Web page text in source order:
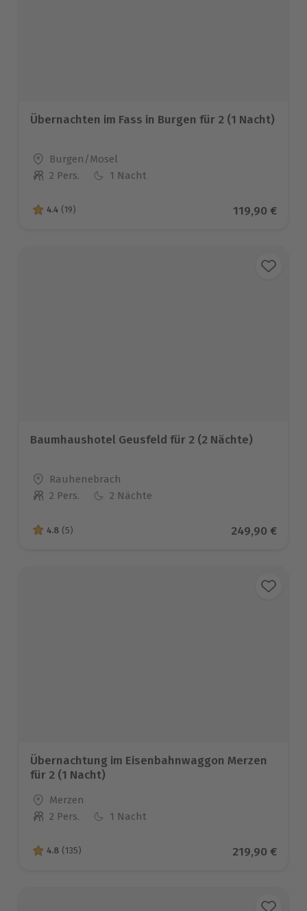
Übernachten im Fass in Burgen für 2 (1 Nacht)
Standort
Burgen/Mosel
Anzahl der Teilnehmer
2 Pers. 1 Nacht
4.4 von 5 Sternen basierend auf 19 Bewertungen
4.4 (19) Aktueller
119,90 €
Baumhaushotel Geusfeld für 2 (2 Nächte)
Standort
Rauhenebrach
Anzahl der Teilnehmer
2 Pers. 2 Nächte
4.8 von 5 Sternen basierend auf 5 Bewertungen
4.8 (5) Aktueller
249,90 €
Übernachtung im Eisenbahnwaggon Merzen
für 2 (1 Nacht)
Standort
Merzen
Anzahl der Teilnehmer
2 Pers. 1 Nacht
4.8 von 5 Sternen basierend auf 135 Bewertungen
4.8 (135) Aktueller
219,90 €